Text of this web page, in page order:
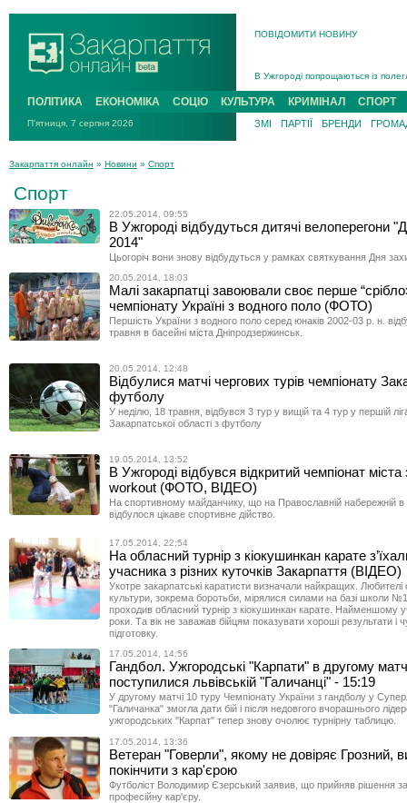
ПОВІДОМИТИ НОВИНУ
В Ужгороді попрощаються із
В Ужгороді 5 серпня
Підтвердили загибель
На війні з рф поліг військовий з
ПОЛІТИКА ЕКОНОМІКА СОЦІО КУЛЬТУРА КРИМІНАЛ СПОРТ
П'ятниця, 7 серпня 2026 ЗМІ ПАРТІЇ БРЕНДИ
Закарпаття онлайн » Новини » Спорт
Спорт
22.05.2014, 09:55
В Ужгороді відбудуться дитячі велоперегони
2014"
Цьогоріч вони знову відбудуться у рамках святкування Дня
20.05.2014, 18:03
Малі закарпатці завоювали своє перше
чемпіонату Україні з водного поло (ФОТО)
Першість України з водного поло серед юнаків 2002-03 р. н.
травня в басейні міста Дніпродзержинськ.
20.05.2014, 12:48
Відбулися матчі чергових турів чемпіонату
футболу
У неділю, 18 травня, відбувся 3 тур у вищій та 4 тур у першій
Закарпатської області з футболу
19.05.2014, 13:52
В Ужгороді відбувся відкритий чемпіонат міста
workout (ФОТО, ВІДЕО)
На спортивному майданчику, що на Православній набережній в
відбулося цікаве спортивне дійство.
17.05.2014, 22:54
На обласний турнір з кіокушинкан карате
учасника з різних куточків Закарпаття (ВІДЕО)
Укотре закарпатські каратисти визначали найкращих. Любителі
культури, зокрема боротьби, мірялися силами на базі школи
проходив обласний турнір з кіокушинкан карате. Найменшому
роки. Та вік не заважав бійцям показувати хороші результати і
підготовку.
17.05.2014, 14:56
Гандбол. Ужгородські "Карпати" в другому
поступилися львівській "Галичанці" - 15:19
У другому матчі 10 туру Чемпіонату України з гандболу у
"Галичанка" змогла дати бій і після недовгого вчорашнього
ужгородських "Карпат" тепер знову очолює турнірну таблицю.
17.05.2014, 13:36
Ветеран "Говерли", якому не довіряє Грозний,
покінчити з кар'єрою
Футболіст Володимир Єзерський заявив, що прийняв рішення
професійну кар'єру.